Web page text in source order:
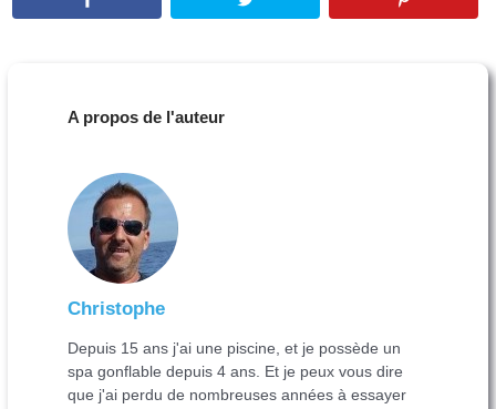
A propos de l'auteur
Christophe
Depuis 15 ans j'ai une piscine, et je possède un
spa gonflable depuis 4 ans. Et je peux vous dire
que j'ai perdu de nombreuses années à essayer